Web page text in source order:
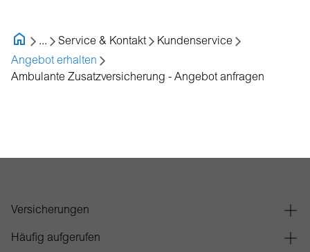
... Service & Kontakt
Kundenservice
Angebot erhalten
Ambulante Zusatzversicherung - Angebot anfragen
Versicherungen
Häufig aufgerufen